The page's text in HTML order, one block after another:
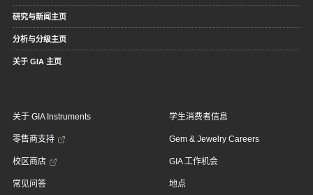
研究与新闻主页
分析与分级主页
关于 GIA 主页
关于 GIA Instruments
零售商支持
校区商店
常见问答
学生消费者信息
Gem & Jewelry Careers
GIA 工作机会
地点